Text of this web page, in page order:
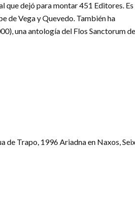
que dejó para montar 451 Editores. Es
de Vega y Quevedo. También ha
una antología del Flos Sanctorum de
de Trapo, 1996 Ariadna en Naxos,